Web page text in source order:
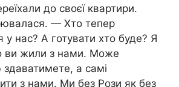
до своєї квартири.
— Хто тепер
у нас? А готувати хто буде? Я
ви жили з нами. Може
а самі
з нами. Ми без Рози як без